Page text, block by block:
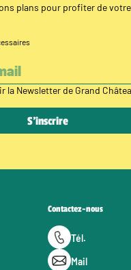
plans pour profiter de
la Newsletter de Grand
Contactez-nous
Tél.
Mail